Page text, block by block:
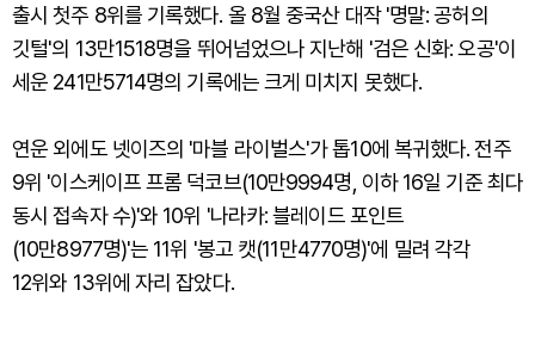
출시 첫주 8위를 기록했다. 올 8월 중국산 대작 '명말: 공허의
깃털'의 13만1518명을 뛰어넘었으나 지난해 '검은 신화: 오공'이
세운 241만5714명의 기록에는 크게 미치지 못했다.
연운 외에도 넷이즈의 '마블 라이벌스'가 톱10에 복귀했다. 전주
9위 '이스케이프 프롬 덕코브(10만9994명, 이하 16일 기준 최다
동시 접속자 수)'와 10위 '나라카: 블레이드 포인트
(10만8977명)'는 11위 '봉고 캣(11만4770명)'에 밀려 각각
12위와 13위에 자리 잡았다.